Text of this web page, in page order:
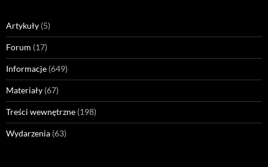
Artykuły (5)
Forum (17)
Informacje (649)
Materiały (67)
Treści wewnętrzne (198)
Wydarzenia (63)